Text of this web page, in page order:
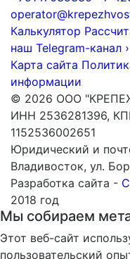
Калькулятор
наш Telegram-канал ›
Карта сайта
информации
© 2026 ООО
ИНН 2536281396,
1152536002651
Юридический и
Владивосток, ул.
Разработка сайта -
2018 год
Мы собираем
Этот веб-сайт
пользовательский